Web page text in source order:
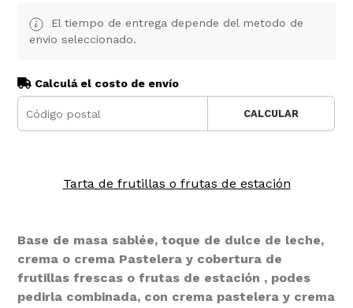
El tiempo de entrega depende del metodo de
envio seleccionado.
Calculá el costo de envío
CALCULAR
Tarta de frutillas o frutas de estación
Base de masa sablée, toque de dulce de leche,
crema o crema Pastelera y cobertura de
frutillas frescas o frutas de estación , podes
pedirla combinada, con crema pastelera y crema